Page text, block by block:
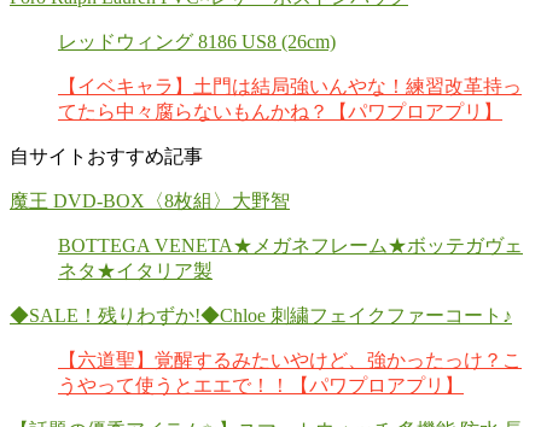
レッドウィング 8186 US8 (26cm)
【イベキャラ】土門は結局強いんやな！練習改革持っ
てたら中々腐らないもんかね？【パワプロアプリ】
自サイトおすすめ記事
魔王 DVD-BOX〈8枚組〉大野智
BOTTEGA VENETA★メガネフレーム★ボッテガヴェ
ネタ★イタリア製
◆SALE！残りわずか!◆Chloe 刺繍フェイクファーコート♪
【六道聖】覚醒するみたいやけど、強かったっけ？こ
うやって使うとエエで！！【パワプロアプリ】